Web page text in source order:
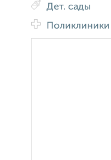
Дет. сады
Поликлиники